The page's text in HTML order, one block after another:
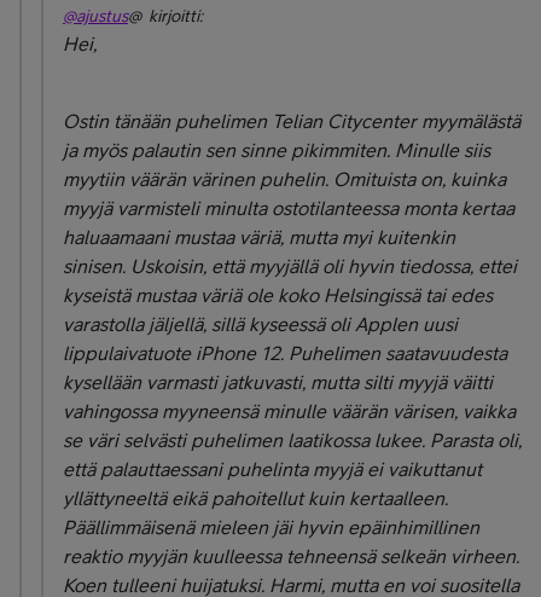
@ajustus@ kirjoitti:
Hei,
Ostin tänään puhelimen Telian Citycenter myymälästä
ja myös palautin sen sinne pikimmiten. Minulle siis
myytiin väärän värinen puhelin. Omituista on, kuinka
myyjä varmisteli minulta ostotilanteessa monta kertaa
haluaamaani mustaa väriä, mutta myi kuitenkin
sinisen. Uskoisin, että myyjällä oli hyvin tiedossa, ettei
kyseistä mustaa väriä ole koko Helsingissä tai edes
varastolla jäljellä, sillä kyseessä oli Applen uusi
lippulaivatuote iPhone 12. Puhelimen saatavuudesta
kysellään varmasti jatkuvasti, mutta silti myyjä väitti
vahingossa myyneensä minulle väärän värisen, vaikka
se väri selvästi puhelimen laatikossa lukee. Parasta oli,
että palauttaessani puhelinta myyjä ei vaikuttanut
yllättyneeltä eikä pahoitellut kuin kertaalleen.
Päällimmäisenä mieleen jäi hyvin epäinhimillinen
reaktio myyjän kuulleessa tehneensä selkeän virheen.
Koen tulleeni huijatuksi. Harmi, mutta en voi suositella